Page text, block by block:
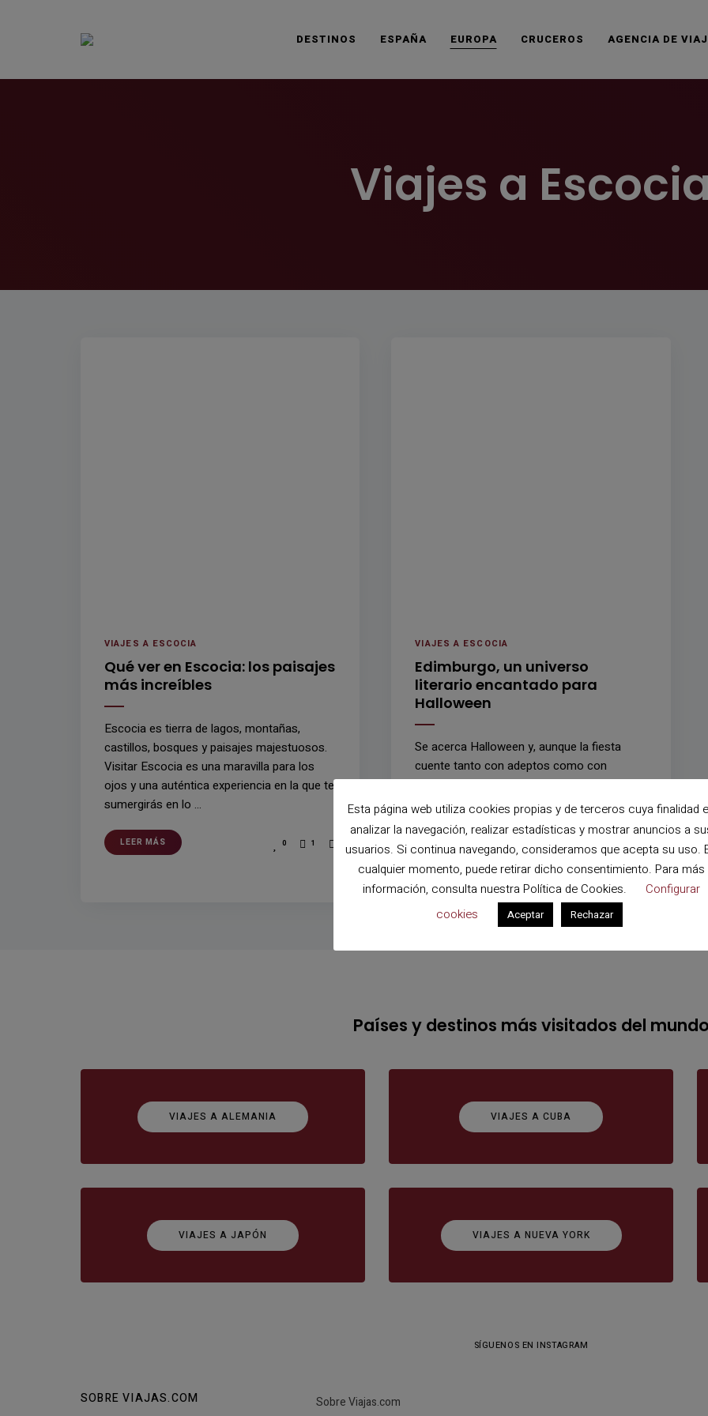
DESTINOS ESPAÑA EUROPA CRUCEROS AGENCIA DE
Viajes a Escocia
VIAJES A ESCOCIA
Qué ver en Escocia: los paisajes
más increíbles
Escocia es tierra de lagos, montañas,
castillos, bosques y paisajes majestuosos.
Visitar Escocia es una maravilla para los
ojos y una auténtica experiencia en la que te
sumergirás en lo …
LEER MÁS 0 1
VIAJES A ESCOCIA
Edimburgo, un universo
literario encantado para
Halloween
Se acerca Halloween y, aunque la fiesta
cuente tanto con adeptos como con
detractores, es imposible negar que el
gusanillo por lo misterioso, lo
fantasmagórico y lo oscuro crece en …
Países y destinos más visitados del mundo
VIAJES A ALEMANIA VIAJES A CUBA
VIAJES A JAPÓN VIAJES A NUEVA YORK
SÍGUENOS EN INSTAGRAM
SOBRE VIAJAS.COM Sobre Viajas.com
Esta página web utiliza cookies propias y de terceros cuya finalidad
analizar la navegación, realizar estadísticas y mostrar anuncios a
usuarios. Si continua navegando, consideramos que acepta su uso.
cualquier momento, puede retirar dicho consentimiento. Para más
información, consulta nuestra Política de Cookies.
Configurar
cookies
Aceptar Rechazar